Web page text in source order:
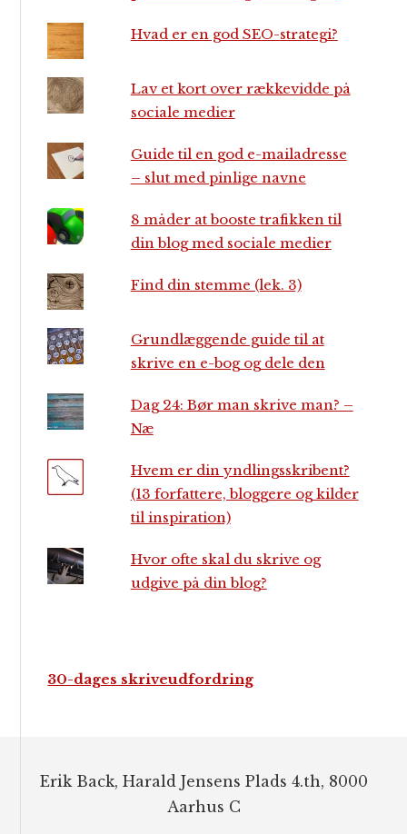
Hvad er en god SEO-strategi?
Lav et kort over rækkevidde på
sociale medier
Guide til en god e-mailadresse
– slut med pinlige navne
8 måder at booste trafikken til
din blog med sociale medier
Find din stemme (lek. 3)
Grundlæggende guide til at
skrive en e-bog og dele den
Dag 24: Bør man skrive man? –
Næ
Hvem er din yndlingsskribent?
(13 forfattere, bloggere og kilder
til inspiration)
Hvor ofte skal du skrive og
udgive på din blog?
30-dages skriveudfordring
Erik Back, Harald Jensens Plads 4.th, 8000
Aarhus C